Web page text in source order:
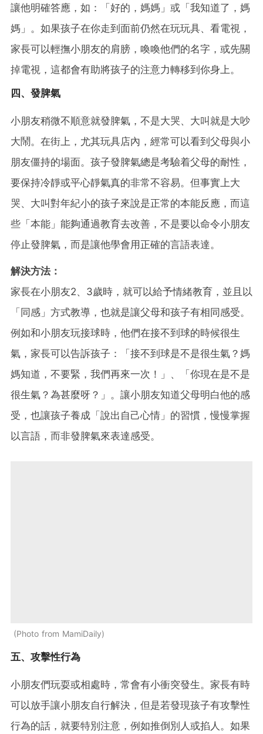
讓他明確答應，如：「好的，媽媽」或「我知道了，媽
媽」。如果孩子在你走到面前仍然在玩玩具、看電視，
家長可以輕撫小朋友的肩膀，喚喚他們的名字，或先關
掉電視，這都會有助將孩子的注意力轉移到你身上。
四、發脾氣
小朋友稍微不順意就發脾氣，不是大哭、大叫就是大吵
大鬧。在街上，尤其玩具店內，經常可以看到父母與小
朋友僵持的場面。孩子發脾氣總是考驗着父母的耐性，
要保持冷靜或平心靜氣真的非常不容易。但事實上大
哭、大叫對年紀小的孩子來說是正常的本能反應，而這
些「本能」能夠通過教育去改善，不是要以命令小朋友
停止發脾氣，而是讓他學會用正確的言語表達。
解決方法：
家長在小朋友2、3歲時，就可以給予情緒教育，並且以
「同感」方式教導，也就是讓父母和孩子有相同感受。
例如和小朋友玩接球時，他們在接不到球的時候很生
氣，家長可以告訴孩子：「接不到球是不是很生氣？媽
媽知道，不要緊，我們再來一次！」、「你現在是不是
很生氣？為甚麼呀？」。讓小朋友知道父母明白他的感
受，也讓孩子養成「說出自己心情」的習慣，慢慢掌握
以言語，而非發脾氣來表達感受。
Photo from MamiDaily
五、攻擊性行為
小朋友們玩耍或相處時，常會有小衝突發生。家長有時
可以放手讓小朋友自行解決，但是若發現孩子有攻擊性
行為的話，就要特別注意，例如推倒別人或掐人。如果